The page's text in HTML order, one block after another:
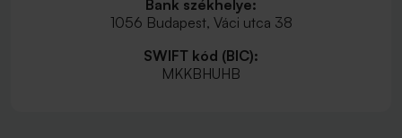
Bank székhelye:
1056 Budapest, Váci utca 38
SWIFT kód (BIC):
MKKBHUHB